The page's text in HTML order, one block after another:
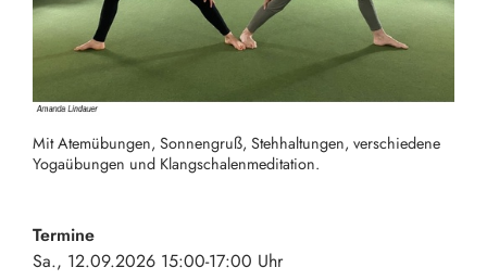
Mit Atemübungen, Sonnengruß, Stehhaltungen, verschiedene
Yogaübungen und Klangschalenmeditation.
Termine
Sa., 12.09.2026 15:00-17:00 Uhr